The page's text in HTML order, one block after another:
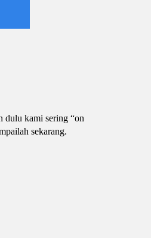
dulu kami sering “on
sekarang.